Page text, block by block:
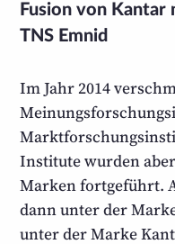
Fusion von Kantar
TNS Emnid
Im Jahr 2014
Institute wurden
Marken fortgeführt.
dann unter der
unter der Marke